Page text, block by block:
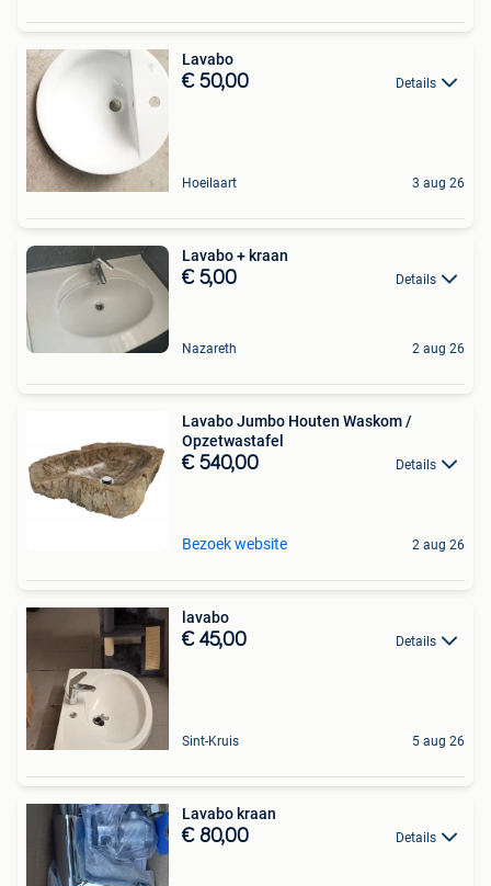
Lavabo
€ 50,00 Details
Hoeilaart 3 aug 26
Lavabo + kraan
€ 5,00 Details
Nazareth 2 aug 26
Lavabo Jumbo Houten Waskom /
Opzetwastafel
€ 540,00 Details
Bezoek website 2 aug 26
lavabo
€ 45,00 Details
Sint-Kruis 5 aug 26
Lavabo kraan
€ 80,00 Details